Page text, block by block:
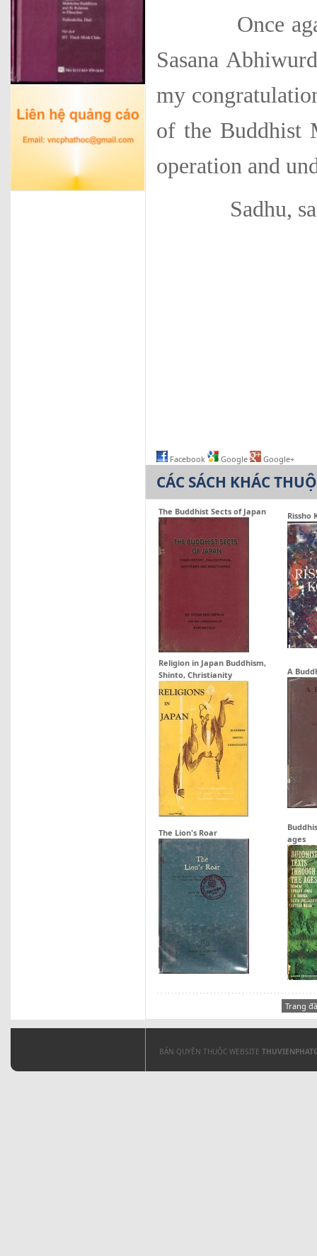
Once again
Sasana
my
of the Buddhist
operation and
Sadhu,
Facebook Google Google+
CÁC SÁCH KHÁC
The Buddhist Sects of Japan Rissho
Religion in Japan Buddhism,
Shinto, Christianity
A
The Lion's Roar
ages
Trang
BẢN QUYỀN THUỘC WEBSITE